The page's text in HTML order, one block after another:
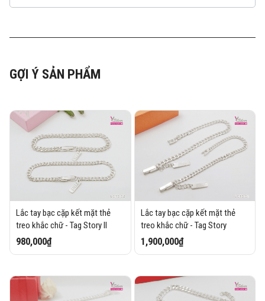
GỢI Ý SẢN PHẨM
Lắc tay bạc cặp kết mặt thẻ
treo khắc chữ - Tag Story II
980,000₫
Lắc tay bạc cặp kết mặt thẻ
treo khắc chữ - Tag Story
1,900,000₫